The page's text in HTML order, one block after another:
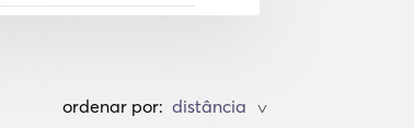
ordenar por: >